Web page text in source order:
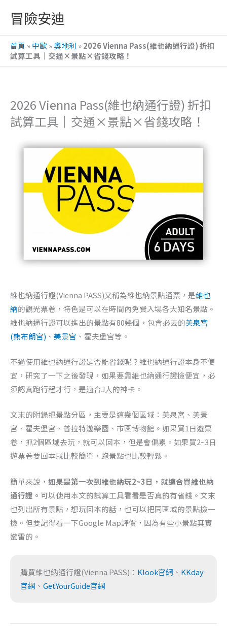
主
冒險安迪
首頁 »中歐»奧地利 »2026 Vienna Pass(維也納通行證) 折扣
試算工具｜交通×景點×省錢攻略！
2026 Vienna Pass(維也納通行證) 折扣
試算工具｜交通×景點×省錢攻略！
維也納通行證(Vienna PASS)又稱為維也納景點通票，是維也
納的觀光票卷，特色是可以在時間內免費入場各大知名景點。
維也納通行證可以進出的景點有80幾個，包含必去的美泉宮
(熊布朗宮) 、 美景宮 、霍夫堡宮等。
不過使用維也納通行證是否能省錢呢？維也納通行證本身不便
宜，研究了一下之後發現，如果要靠維也納通行證撿便宜，必
須認真跑行程才行，是適合J人的神卡。
文末的附錄把景點分區，主要是這幾個區域：美泉宮、美景
宮、霍夫堡宮、普拉特遊樂園、市區博物館。如果買1日遊票
卷，抓2個區域去玩，就可以回本，但是會偏累。如果買2~3日
遊票卷要回本就比較簡單，跑景點也比較輕鬆。
簡單來說， 如果是第一次到維也納玩2~3日，就適合買維也納
通行證。 可以使用本文的試算工具看看是否真的有省錢。文末
也列出所有景點，想玩回本的話，也可以把同區域的景點撿一
撿。但要記得看一下Google Map評價，因為有些小景點其實
蠻雷的。
購買維也納通行證(Vienna PASS)： Klook官網 、 KKday
官網 、 GetYourGuide官網